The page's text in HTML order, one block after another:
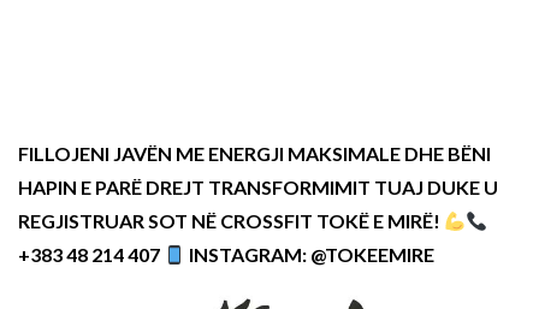
FILLOJENI JAVËN ME ENERGJI MAKSIMALE DHE BËNI
HAPIN E PARË DREJT TRANSFORMIMIT TUAJ DUKE U
REGJISTRUAR SOT NË CROSSFIT TOKË E MIRË!
+383 48 214 407
INSTAGRAM: @TOKEEMIRE